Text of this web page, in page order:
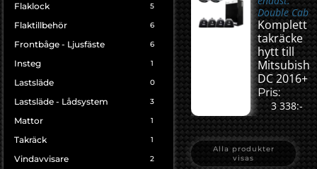
Flaklock 5
Flaktillbehör 6
Frontbåge - Ljusfäste 6
Insteg 1
Lastsläde 0
Lastsläde - Lådsystem 3
Mattor 1
Takräck 1
Vindavvisare 2
Double Cab
Komplett
takräcke
hytt till
Mitsubishi
DC 2016+
Pris:
3 338:-
Alla produkter
visas